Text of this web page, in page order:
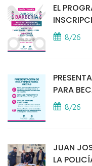
EL
8/26
PARA
8/26
JUAN
LA